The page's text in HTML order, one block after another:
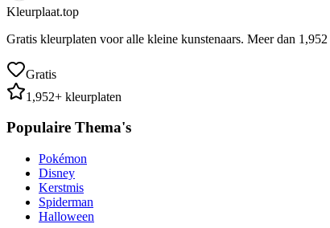
Kleurplaat.top
Gratis kleurplaten voor alle kleine kunstenaars. Meer dan 1,952
Gratis
1,952+ kleurplaten
Populaire Thema's
Pokémon
Disney
Kerstmis
Spiderman
Halloween